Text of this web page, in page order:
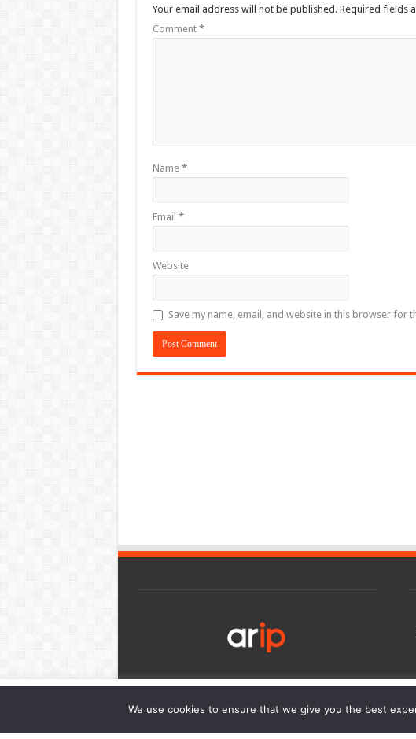
Your email address will not be published. Required fields
Comment *
Name *
Email *
Website
Save my name, email, and website in this browser for
การนำเสนอเนื้อหาตรงตามความต้องการของท่าน โดยสามารถศึกษารายละเอีย
We use cookies to ensure that we give you the best